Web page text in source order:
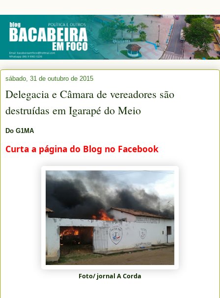
sábado, 31 de outubro de 2015
Delegacia e Câmara de vereadores são
destruídas em Igarapé do Meio
Do G1MA
Curta a página do Blog no Facebook
Foto/ jornal A Corda